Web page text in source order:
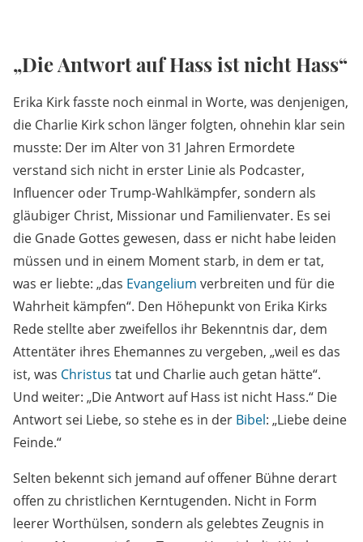
„Die Antwort auf Hass ist nicht Hass“
Erika Kirk fasste noch einmal in Worte, was denjenigen,
die Charlie Kirk schon länger folgten, ohnehin klar sein
musste: Der im Alter von 31 Jahren Ermordete
verstand sich nicht in erster Linie als Podcaster,
Influencer oder Trump-Wahlkämpfer, sondern als
gläubiger Christ, Missionar und Familienvater. Es sei
die Gnade Gottes gewesen, dass er nicht habe leiden
müssen und in einem Moment starb, in dem er tat,
was er liebte: „das Evangelium verbreiten und für die
Wahrheit kämpfen“. Den Höhepunkt von Erika Kirks
Rede stellte aber zweifellos ihr Bekenntnis dar, dem
Attentäter ihres Ehemannes zu vergeben, „weil es das
ist, was Christus tat und Charlie auch getan hätte“.
Und weiter: „Die Antwort auf Hass ist nicht Hass.“ Die
Antwort sei Liebe, so stehe es in der Bibel: „Liebe deine
Feinde.“
Selten bekennt sich jemand auf offener Bühne derart
offen zu christlichen Kerntugenden. Nicht in Form
leerer Worthülsen, sondern als gelebtes Zeugnis in